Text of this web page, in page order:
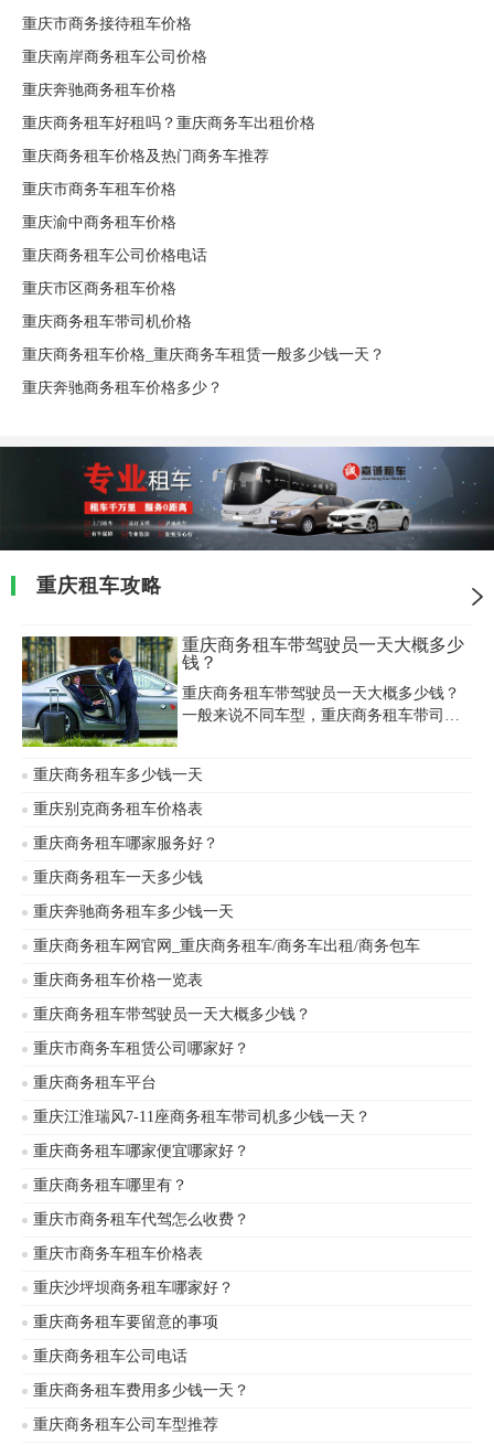
重庆市商务接待租车价格
重庆南岸商务租车公司价格
重庆奔驰商务租车价格
重庆商务租车好租吗？重庆商务车出租价格
重庆商务租车价格及热门商务车推荐
重庆市商务车租车价格
重庆渝中商务租车价格
重庆商务租车公司价格电话
重庆市区商务租车价格
重庆商务租车带司机价格
重庆商务租车价格_重庆商务车租赁一般多少钱一天？
重庆奔驰商务租车价格多少？
重庆租车攻略
重庆商务租车带驾驶员一天大概多少
钱？
重庆商务租车带驾驶员一天大概多少钱？
一般来说不同车型，重庆商务租车带司机
等。以下是重庆商务租车价格表，加上
200-300天的司机服务费，就是最终的价
的车，也可根据需要安排专业的代驾司机
提供全方位的服务，可日租、长租、短
重庆商务租车多少钱一天
重庆别克商务租车价格表
重庆商务租车哪家服务好？
重庆商务租车一天多少钱
重庆奔驰商务租车多少钱一天
重庆商务租车网官网_重庆商务租车/商务车出租/商务包车
重庆商务租车价格一览表
重庆商务租车带驾驶员一天大概多少钱？
重庆市商务车租赁公司哪家好？
重庆商务租车平台
重庆江淮瑞风7-11座商务租车带司机多少钱一天？
重庆商务租车哪家便宜哪家好？
重庆商务租车哪里有？
重庆市商务租车代驾怎么收费？
重庆市商务车租车价格表
重庆沙坪坝商务租车哪家好？
重庆商务租车要留意的事项
重庆商务租车公司电话
重庆商务租车费用多少钱一天？
重庆商务租车公司车型推荐